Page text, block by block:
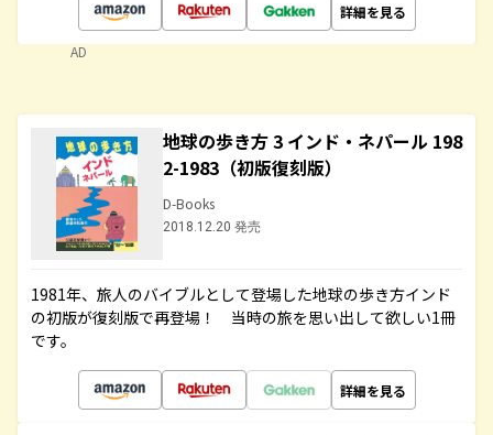
詳細を見る
AD
地球の歩き方 3 インド・ネパール 198
2-1983（初版復刻版）
D-Books
2018.12.20 発売
1981年、旅人のバイブルとして登場した地球の歩き方インド
の初版が復刻版で再登場！ 当時の旅を思い出して欲しい1冊
です。
詳細を見る